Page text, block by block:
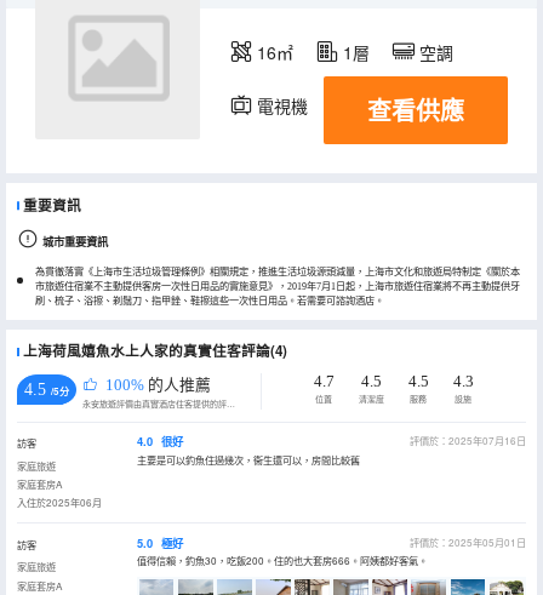
16㎡ 1層 空調
電視機 查看供應
重要資訊
城市重要資訊
為貫徹落實《上海市生活垃圾管理條例》相關規定，推進生活垃圾源頭減量，上海市文化和旅遊局特制定《關於本
市旅遊住宿業不主動提供客房一次性日用品的實施意見》，2019年7月1日起，上海市旅遊住宿業將不再主動提供牙
刷、梳子、浴擦、剃鬚刀、指甲銼、鞋擦這些一次性日用品。若需要可諮詢酒店。
上海荷風嬉魚水上人家的真實住客評論(4)
4.5 /5分 100% 的人推薦
永安旅遊評價由真實酒店住客提供的評價。
4.7
位置
4.5
清潔度
4.5
服務
4.3
設施
訪客
家庭旅遊
家庭套房A
入住於2025年06月
4.0 很好
評價於：2025年07月16日
主要是可以釣魚住過幾次，衞生還可以，房間比較舊
訪客
家庭旅遊
家庭套房A
5.0 極好
評價於：2025年05月01日
值得信賴，釣魚30，吃飯200。住的也大套房666。阿姨都好客氣。